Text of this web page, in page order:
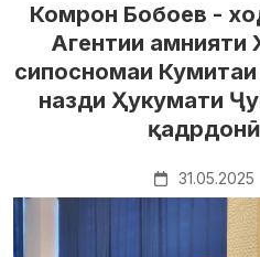
Комрон Бобоев -
Агентии
cипосномаи Кумитаи
назди Ҳукумати
31.05.2025